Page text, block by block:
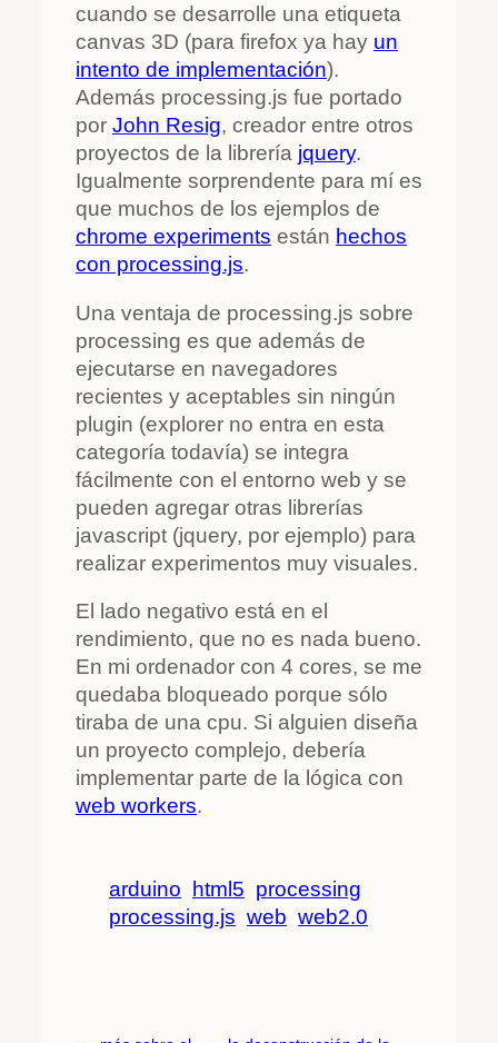
cuando se desarrolle una etiqueta
canvas 3D (para firefox ya hay un
intento de implementación).
Además processing.js fue portado
por John Resig, creador entre otros
proyectos de la librería jquery.
Igualmente sorprendente para mí es
que muchos de los ejemplos de
chrome experiments están hechos
con processing.js.
Una ventaja de processing.js sobre
processing es que además de
ejecutarse en navegadores
recientes y aceptables sin ningún
plugin (explorer no entra en esta
categoría todavía) se integra
fácilmente con el entorno web y se
pueden agregar otras librerías
javascript (jquery, por ejemplo) para
realizar experimentos muy visuales.
El lado negativo está en el
rendimiento, que no es nada bueno.
En mi ordenador con 4 cores, se me
quedaba bloqueado porque sólo
tiraba de una cpu. Si alguien diseña
un proyecto complejo, debería
implementar parte de la lógica con
web workers.
arduino html5 processing
processing.js web web2.0